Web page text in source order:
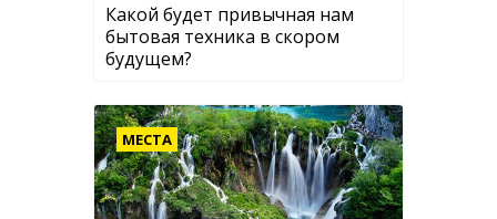
Какой будет привычная нам
бытовая техника в скором
будущем?
МЕСТА